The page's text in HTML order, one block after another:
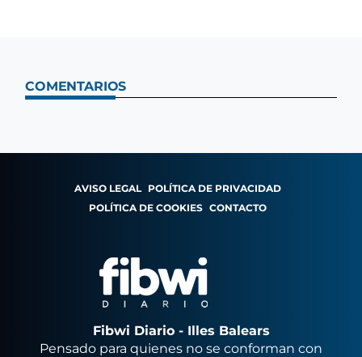
COMENTARIOS
AVISO LEGAL POLÍTICA DE PRIVACIDAD
POLÍTICA DE COOKIES CONTACTO
Fibwi Diario - Illes Balears
Pensado para quienes no se conforman con